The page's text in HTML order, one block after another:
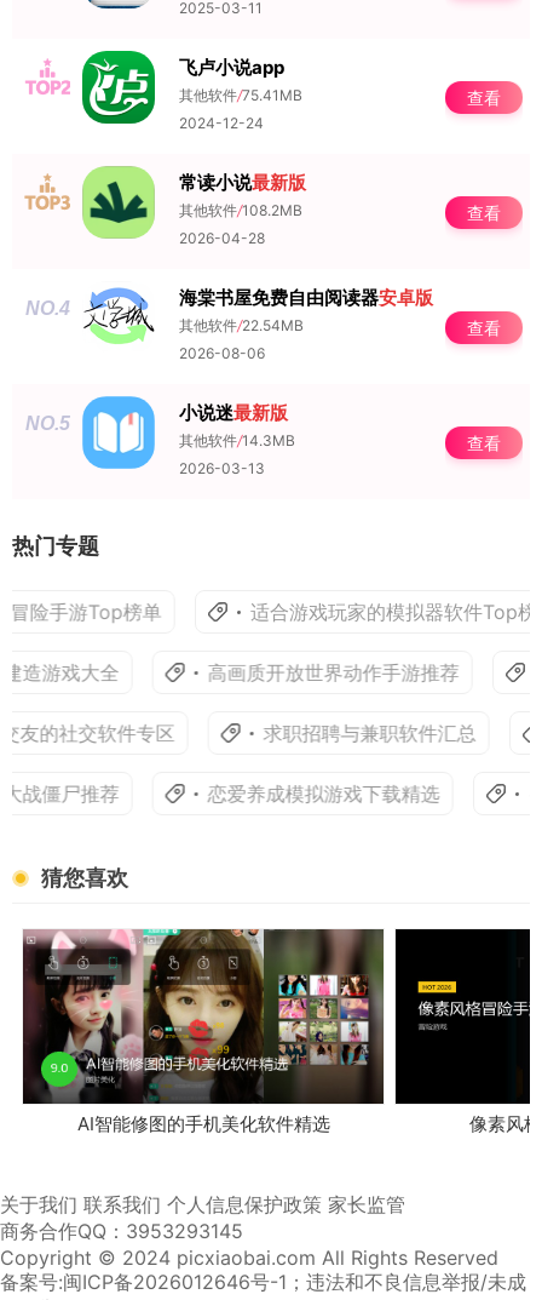
2025-03-11
NO.2 飞卢小说app
其他软件/75.41MB
2024-12-24
查看
NO.3 常读小说最新版
其他软件/108.2MB
2026-04-28
查看
NO.4 海棠书屋免费自由阅读器安卓版
其他软件/22.54MB
2026-08-06
查看
NO.5 小说迷最新版
其他软件/14.3MB
2026-03-13
查看
热门专题
险手游Top榜单 适合游戏玩家的模拟器软件Top榜
造游戏大全 高画质开放世界动作手游推荐
友的社交软件专区 求职招聘与兼职软件汇总
战僵尸推荐 恋爱养成模拟游戏下载精选
猜您喜欢
AI智能修图的手机美化软件精选 像素风
关于我们 联系我们 个人信息保护政策 家长监管
商务合作QQ：3953293145
Copyright © 2024 picxiaobai.com All Rights Reserved
备案号:闽ICP备2026012646号-1 ；违法和不良信息举报/未成